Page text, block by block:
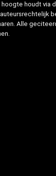
hoogte houdt via
Alle